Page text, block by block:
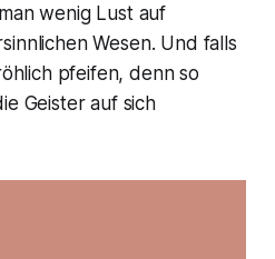
wenig Lust auf
Wesen. Und falls
pfeifen, denn so
Geister auf sich